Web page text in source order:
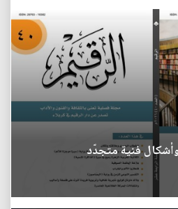
فنية متجدّد